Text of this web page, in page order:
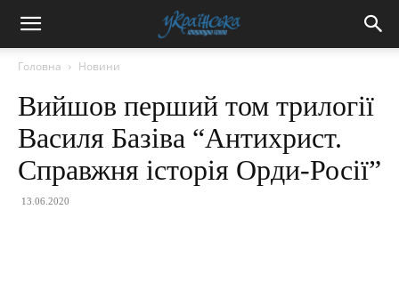
Головна Новини
Вийшов перший том трилогії
Василя Базіва “Антихрист.
Справжня історія Орди-Росії”
13.06.2020